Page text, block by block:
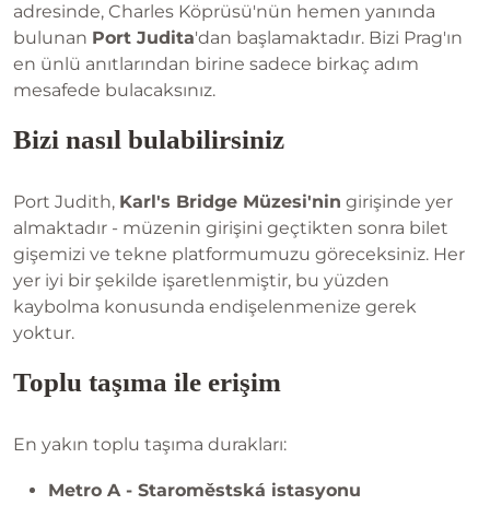
adresinde, Charles Köprüsü'nün hemen yanında
bulunan Port Judita'dan başlamaktadır. Bizi Prag'ın
en ünlü anıtlarından birine sadece birkaç adım
mesafede bulacaksınız.
Bizi nasıl bulabilirsiniz
Port Judith, Karl's Bridge Müzesi'nin girişinde yer
almaktadır - müzenin girişini geçtikten sonra bilet
gişemizi ve tekne platformumuzu göreceksiniz. Her
yer iyi bir şekilde işaretlenmiştir, bu yüzden
kaybolma konusunda endişelenmenize gerek
yoktur.
Toplu taşıma ile erişim
En yakın toplu taşıma durakları:
Metro A - Staroměstská istasyonu